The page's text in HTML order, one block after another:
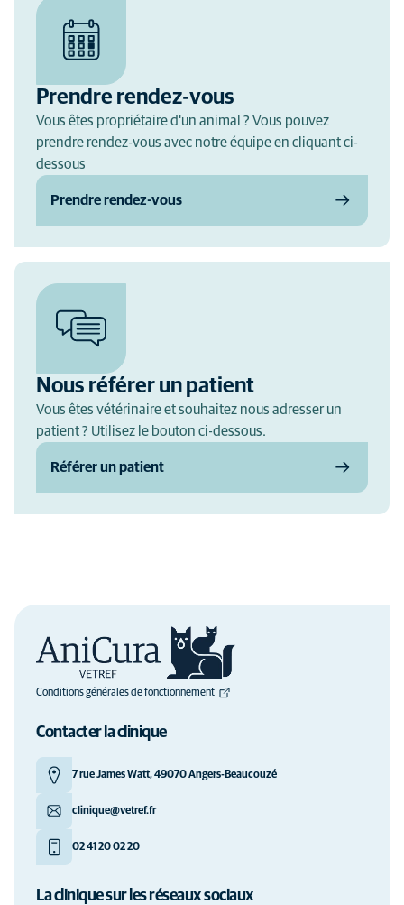
Prendre rendez-vous
Vous êtes propriétaire d'un animal ? Vous pouvez
prendre rendez-vous avec notre équipe en cliquant ci-
dessous
Prendre rendez-vous
Nous référer un patient
Vous êtes vétérinaire et souhaitez nous adresser un
patient ? Utilisez le bouton ci-dessous.
Référer un patient
Conditions générales de fonctionnement
Contacter la clinique
7 rue James Watt, 49070 Angers-Beaucouzé
clinique@vetref.fr
02 41 20 02 20
La clinique sur les réseaux sociaux